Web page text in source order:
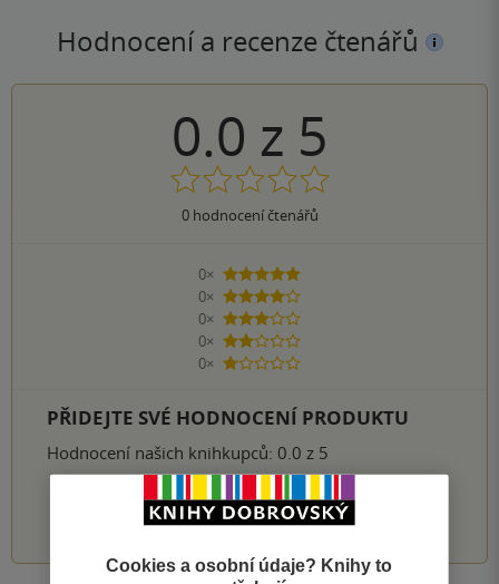
Hodnocení a recenze čtenářů
0.0 z 5
0hodnocení čtenářů
0×
5 hvězdiček
0×
4 hvězdičky
0×
3 hvězdičky
0×
2 hvězdičky
0×
1 hvezdička
PŘIDEJTE SVÉ HODNOCENÍ PRODUKTU
Hodnocení našich knihkupců: 0.0 z 5
1 2 3 4 5
Cookies a osobní údaje? Knihy to